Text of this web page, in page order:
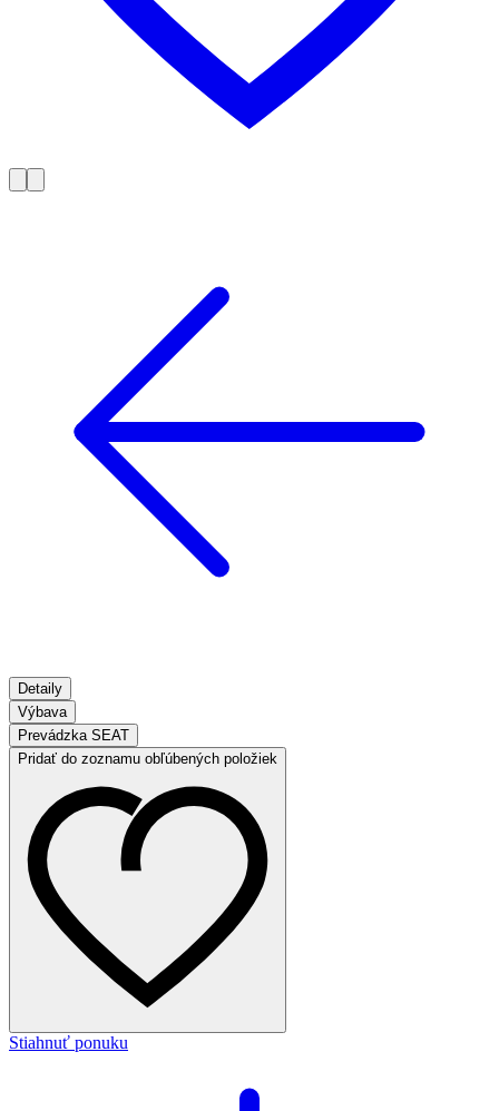
Detaily
Výbava
Prevádzka SEAT
Pridať do zoznamu obľúbených položiek
Stiahnuť ponuku